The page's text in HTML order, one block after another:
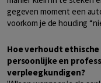
gegeven moment een
voorkom je de houding
Hoe verhoudt
persoonlijke en
verpleegkundigen?